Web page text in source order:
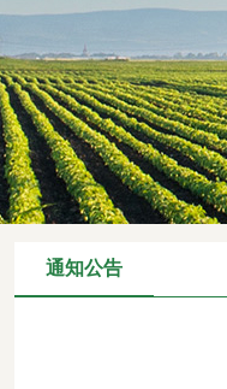
通知公告